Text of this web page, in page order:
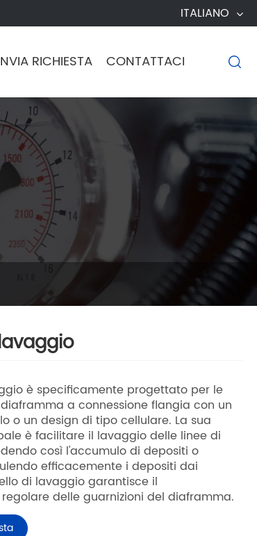
ITALIANO
RICHIESTA CONTATTACI 
è specificamente progettato per le
a connessione flangia con un
o un design di tipo cellulare. La sua
è facilitare il lavaggio delle linee di
così l'accumulo di depositi o
efficacemente i depositi dai
di lavaggio garantisce il
delle guarnizioni del diaframma.